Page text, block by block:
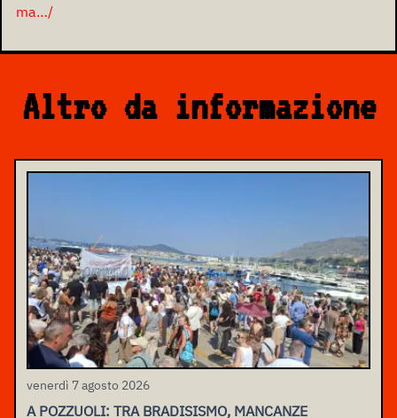
ma…/
Altro da informazione
venerdì 7 agosto 2026
A POZZUOLI: TRA BRADISISMO, MANCANZE